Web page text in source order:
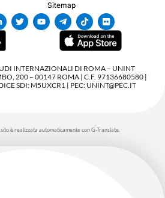
Sitemap
INTERNAZIONALI DI ROMA – UNINT
200 – 00147 ROMA | C.F. 97136680580 |
SDI: M5UXCR1 | PEC: UNINT@PEC.IT
è realizzata automaticamente con G-Translate.